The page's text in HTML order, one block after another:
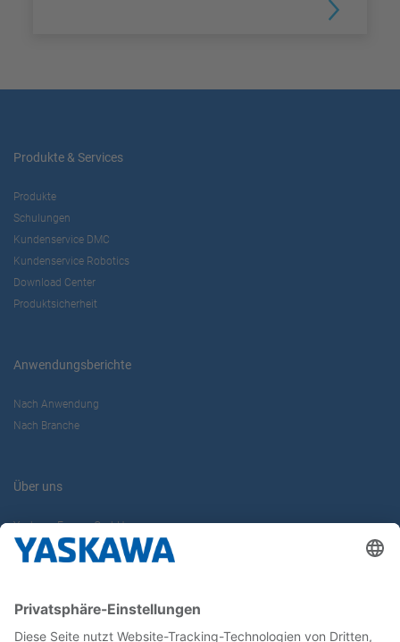
Produkte & Services
Produkte
Schulungen
Kundenservice DMC
Kundenservice Robotics
Download Center
Produktsicherheit
Anwendungsberichte
Nach Anwendung
Nach Branche
Über uns
Yaskawa Europe GmbH
Karriere
Newsletter